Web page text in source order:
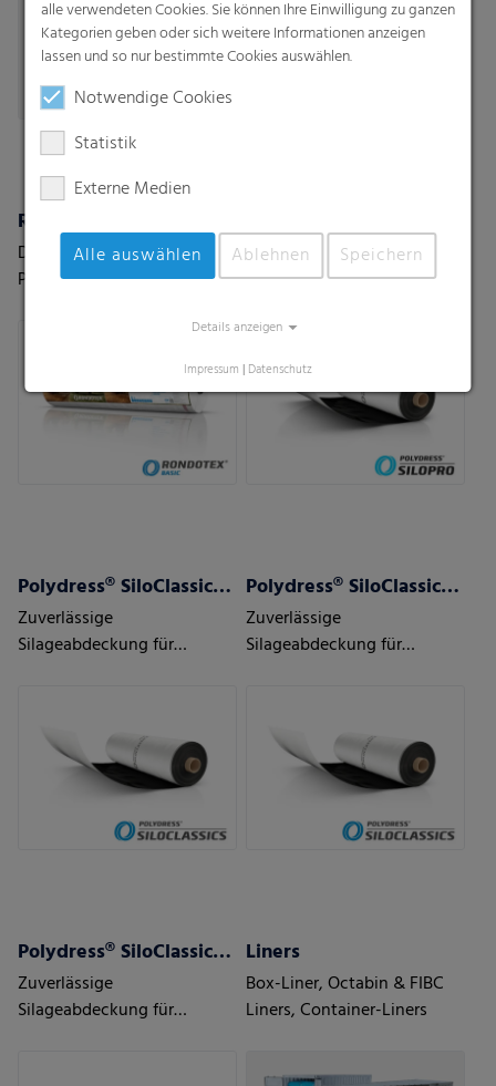
Folien.
Rondotex® Basic
Die Basis Version des
Premiumnetzes Rondotex®
Premium-Silageabdeckung
für extreme Wetter- und
Polydress® SiloClassics 120 µm
Zuverlässige
Silageabdeckung für
Polydress® SiloClassics 150 µm
Zuverlässige
Silageabdeckung für
Polydress® SiloClassics 200 µm
Zuverlässige
Silageabdeckung für
Liners
Box-Liner, Octabin & FIBC
Liners, Container-Liners
alle verwendeten Cookies. Sie können Ihre Einwilligung zu ganzen
Kategorien geben oder sich weitere Informationen anzeigen
lassen und so nur bestimmte Cookies auswählen.
Notwendige Cookies
Statistik
Externe Medien
Alle auswählen Ablehnen Speichern
Details anzeigen
Impressum | Datenschutz